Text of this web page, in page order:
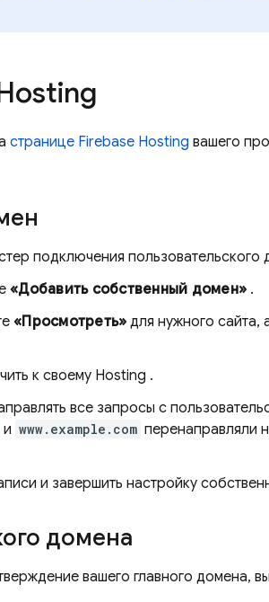
странице Firebase Hosting вашего
подключения пользовательского
«Добавить собственный домен» .
«Просмотреть» для нужного сайта,
к своему Hosting .
все запросы с
и www.example.com перенаправляли
и завершить настройку
домена
вашего главного домена,